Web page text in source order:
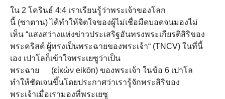
ใน 2 โครินธ์ 4:4 เราเรียนรู้ว่าพระเจ้าของโลก
นี้ (ซาตาน) ได้ทำให้จิตใจของผู้ไม่เชื่อมืดบอดจนมองไม่
เห็น “แสงสว่างแห่งข่าวประเสริฐอันทรงพระเกียรติสิริของ
พระคริสต์ ผู้ทรงเป็นพระฉายของพระเจ้า“ (TNCV) ในที่นี้
เอง เปาโลก็เข้าใจพระเยซูว่าเป็น
พระฉาย (εἰκών eikōn) ของพระเจ้า ในข้อ 6 เปาโล
ทำให้ชัดเจนขึ้นโดยประกาศว่าเรารู้จักพระสิริของ
พระเจ้าเมื่อเรามองที่พระเยซู